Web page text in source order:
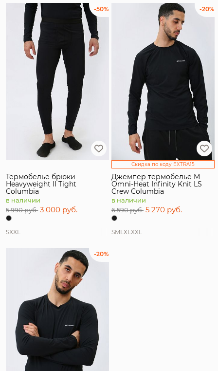
-50%
Термобелье брюки
Heavyweight II Tight
Columbia
в наличии
5 990 руб. 3 000 руб.
SXXL
-20%
Скидка по коду EXTRA15
Джемпер термобелье M
Omni-Heat Infinity Knit LS
Crew Columbia
в наличии
6 590 руб. 5 270 руб.
SML XL XXL
-20%